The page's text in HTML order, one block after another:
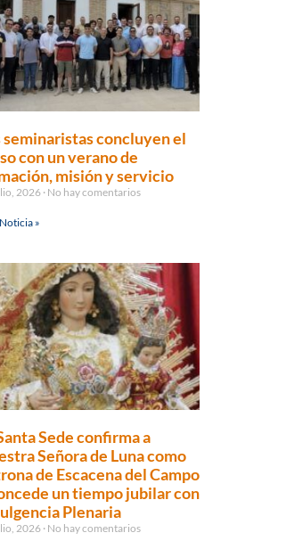
seminaristas concluyen el
con un verano de
misión y servicio
2026 No hay comentarios
»
Sede confirma a
Señora de Luna como
de Escacena del Campo
un tiempo jubilar con
Plenaria
2026 No hay comentarios